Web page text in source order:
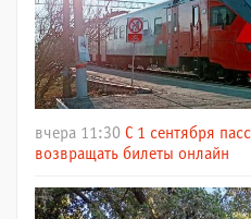
вчера 11:30 С 1 сентября
возвращать билеты онлайн